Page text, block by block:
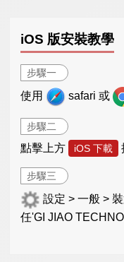
iOS 版安裝教學
步驟一
使用 safari 或
步驟二
點擊上方 iOS 下載
步驟三
設定 > 一般 >
任'GI JIAO